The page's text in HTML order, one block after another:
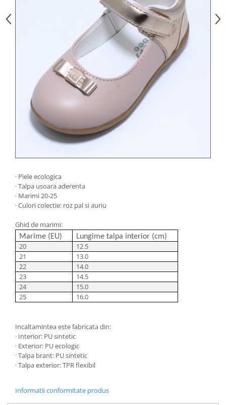
· Piele ecologica
· Talpa usoara aderenta
· Marimi 20-25
· Culori colectie: roz pal si auriu
Ghid de marimi:
Marime (EU) Lungime talpa interior (cm)
20
12.5
21
13.0
22
14.0
23
14.5
24
15.0
25
16.0
Incaltamintea este fabricata din:
· Interior: PU sintetic
· Exterior: PU ecologic
· Talpa brant: PU sintetic
· Talpa exterior: TPR flexibil
Informatii conformitate produs